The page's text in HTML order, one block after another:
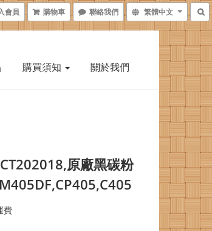
會員 購物車 聯絡我們 繁體中文
購買須知 關於我們
CT202018,原廠黑碳粉
費